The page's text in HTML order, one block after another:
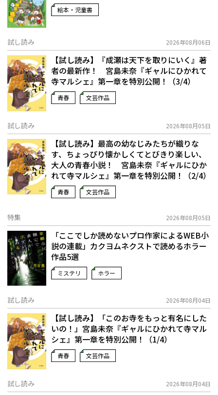
絵本・児童書
試し読み 2026年08月06日
【試し読み】『成瀬は天下を取りにいく』著
者の最新作！ 宮島未奈『ギャルにひかれて
寺マルシェ』第一章を特別公開！（3/4）
青春 文芸作品
試し読み 2026年08月05日
【試し読み】最高の幼なじみたちが織りな
す、ちょっぴり懐かしくてとびきり楽しい、
大人の青春小説！ 宮島未奈『ギャルにひか
れて寺マルシェ』第一章を特別公開！（2/4）
青春 文芸作品
特集 2026年08月05日
「ここでしか読めないプロ作家によるWEB小
説の連載」――カクヨムネクストで読めるホラー
作品5選
ミステリ ホラー
試し読み 2026年08月04日
【試し読み】「このお寺をもっと有名にした
いの！」宮島未奈『ギャルにひかれて寺マル
シェ』第一章を特別公開！（1/4）
青春 文芸作品
試し読み 2026年08月04日